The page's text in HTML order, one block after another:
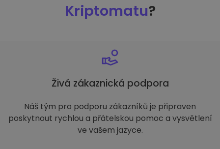
Kriptomatu?
Živá zákaznická podpora
Náš tým pro podporu zákazníků je připraven
poskytnout rychlou a přátelskou pomoc a vysvětlení
ve vašem jazyce.